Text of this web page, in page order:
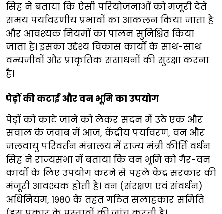
सिंह ने बताया कि ऐसी परियोजनाओं को मंजूरी देते
समय पर्यावरणीय प्रभावों का आकलन किया जाता है
और आवश्यक नियमों का पालन सुनिश्चित किया
जाता है। इसका उद्देश्य विकास कार्यों के साथ-साथ
वन्यजीवों और प्राकृतिक संसाधनों की सुरक्षा करना
है।
पेड़ों की कटाई और वन भूमि का उपयोग
पेड़ों को काटे जाने को लेकर सदन में उठे एक और
सवाल के जवाब में आज, केंद्रीय पर्यावरण, वन और
जलवायु परिवर्तन मंत्रालय में राज्य मंत्री कीर्ति वर्धन
सिंह ने राज्यसभा में बताया कि वन भूमि को गैर-वन
कार्यों के लिए उपयोग करने से पहले केंद्र सरकार की
मंजूरी आवश्यक होती है। वन (संरक्षण एवं संवर्धन)
अधिनियम, 1980 के तहत गठित सलाहकार समिति